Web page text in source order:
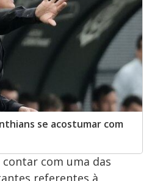
se acostumar com
com uma das
referentes à